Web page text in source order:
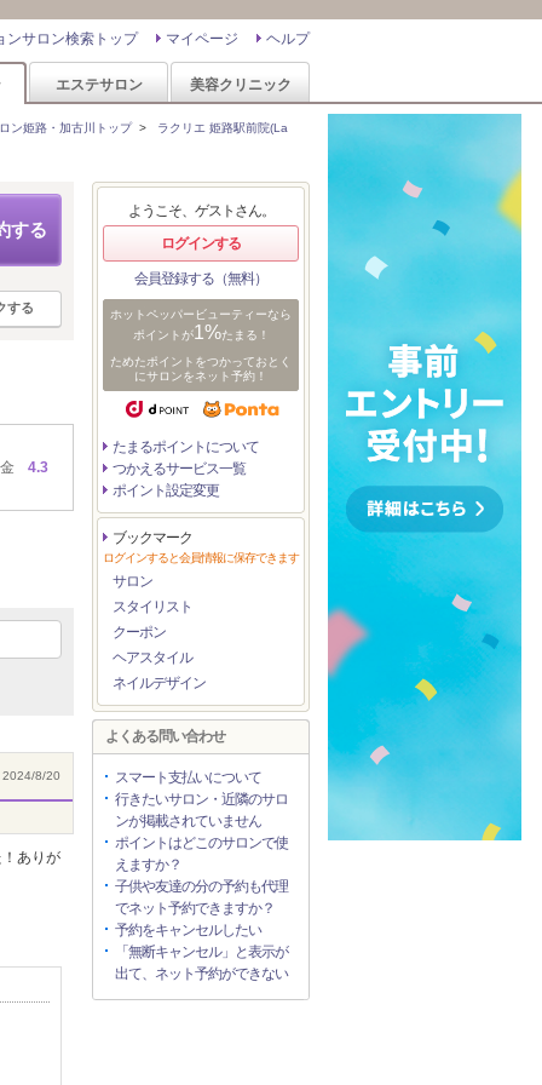
ヘルプ
マイページ
ンサロン検索トップ
エステサロン 美容クリニック
ン姫路・加古川トップ> ラクリエ 姫路駅前院(La
する
する
4.3
2024/8/20
ありが
ようこそ、ゲストさん。
ログインする
会員登録する（無料）
ホットペッパービューティーなら
ポイントが1%たまる！
ためたポイントをつかっておとく
にサロンをネット予約！
たまるポイントについて
つかえるサービス一覧
ポイント設定変更
ブックマーク
ログインすると会員情報に保存できます
サロン
スタイリスト
クーポン
ヘアスタイル
ネイルデザイン
よくある問い合わせ
スマート支払いについて
行きたいサロン・近隣のサロ
ンが掲載されていません
ポイントはどこのサロンで使
えますか？
子供や友達の分の予約も代理
でネット予約できますか？
予約をキャンセルしたい
「無断キャンセル」と表示が
出て、ネット予約ができない